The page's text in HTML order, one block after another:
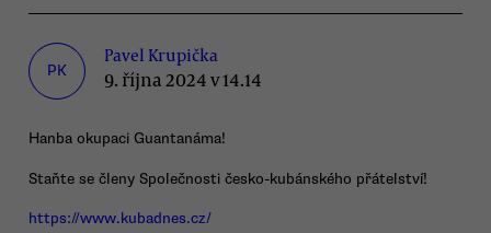
PK
Pavel Krupička
9. října 2024 v 14.14
Hanba okupaci Guantanáma!
Staňte se členy Společnosti česko-kubánského přátelství!
https://www.kubadnes.cz/